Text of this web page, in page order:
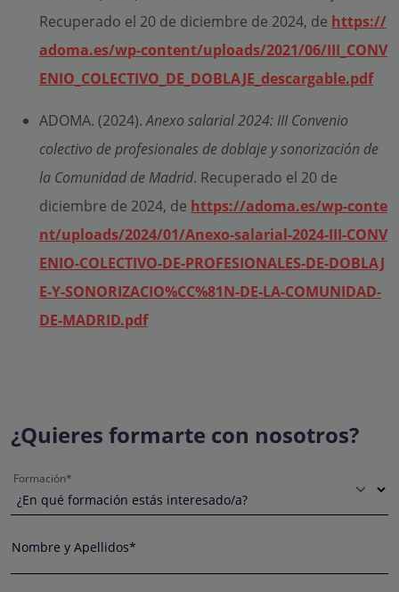
Recuperado el 20 de diciembre de 2024, de https://
adoma.es/wp-content/uploads/2021/06/III_CONV
ENIO_COLECTIVO_DE_DOBLAJE_descargable.pdf
ADOMA. (2024).Anexo salarial 2024: III Convenio
colectivo de profesionales de doblaje y sonorización de
la Comunidad de Madrid. Recuperado el 20 de
diciembre de 2024, de https://adoma.es/wp-conte
nt/uploads/2024/01/Anexo-salarial-2024-III-CONV
ENIO-COLECTIVO-DE-PROFESIONALES-DE-DOBLAJ
E-Y-SONORIZACIO%CC%81N-DE-LA-COMUNIDAD-
DE-MADRID.pdf
¿Quieres formarte con nosotros?
Formación*
Nombre y Apellidos*